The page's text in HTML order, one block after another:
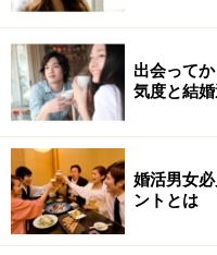
出会って
気度と結
婚活男女
ントとは